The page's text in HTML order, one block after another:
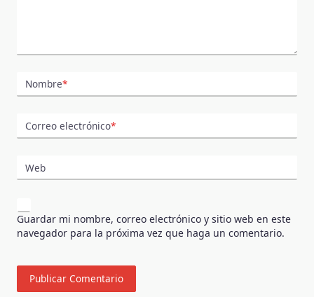
Nombre*
Correo electrónico*
Web
Guardar mi nombre, correo electrónico y sitio web en este
navegador para la próxima vez que haga un comentario.